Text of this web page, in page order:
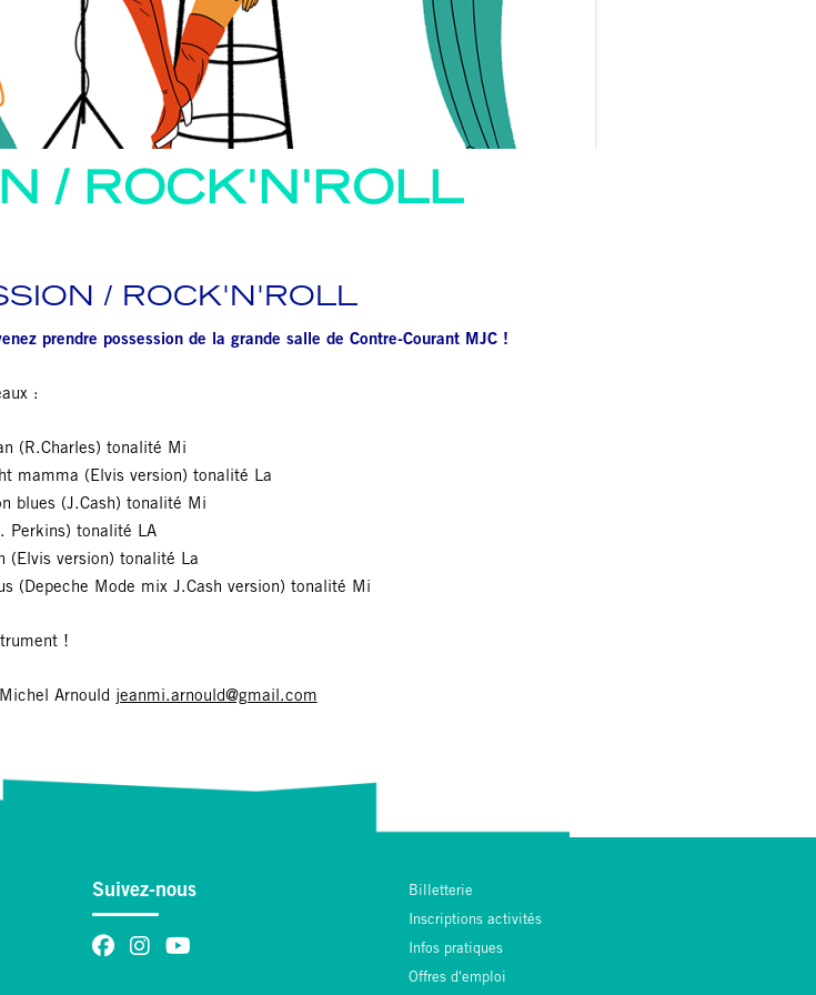
/ ROCK'N'ROLL
/ ROCK'N'ROLL
prendre possession de la grande salle de Contre-Courant MJC !
:
(R.Charles) tonalité Mi
mamma (Elvis version) tonalité La
blues (J.Cash) tonalité Mi
Perkins) tonalité LA
(Elvis version) tonalité La
(Depeche Mode mix J.Cash version) tonalité Mi
!
Arnould jeanmi.arnould@gmail.com
Suivez-nous
Billetterie
Inscriptions activités
Infos pratiques
Offres d'emploi